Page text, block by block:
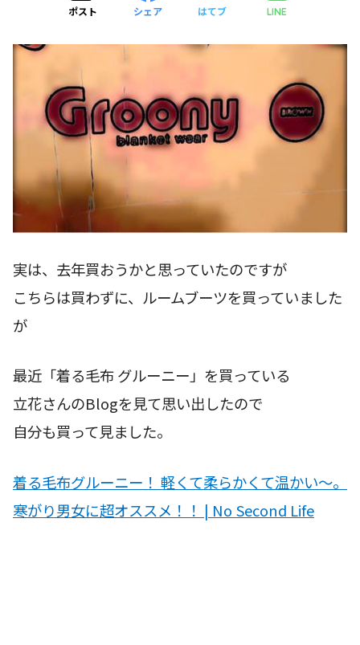
ポスト シェア はてブ LINE
実は、去年買おうかと思っていたのですが
こちらは買わずに、ルームブーツを買っていました
が
最近「着る毛布 グルーニー」を買っている
立花さんのBlogを見て思い出したので
自分も買って見ました。
着る毛布グルーニー！ 軽くて柔らかくて温かい〜。
寒がり男女に超オススメ！！ | No Second Life